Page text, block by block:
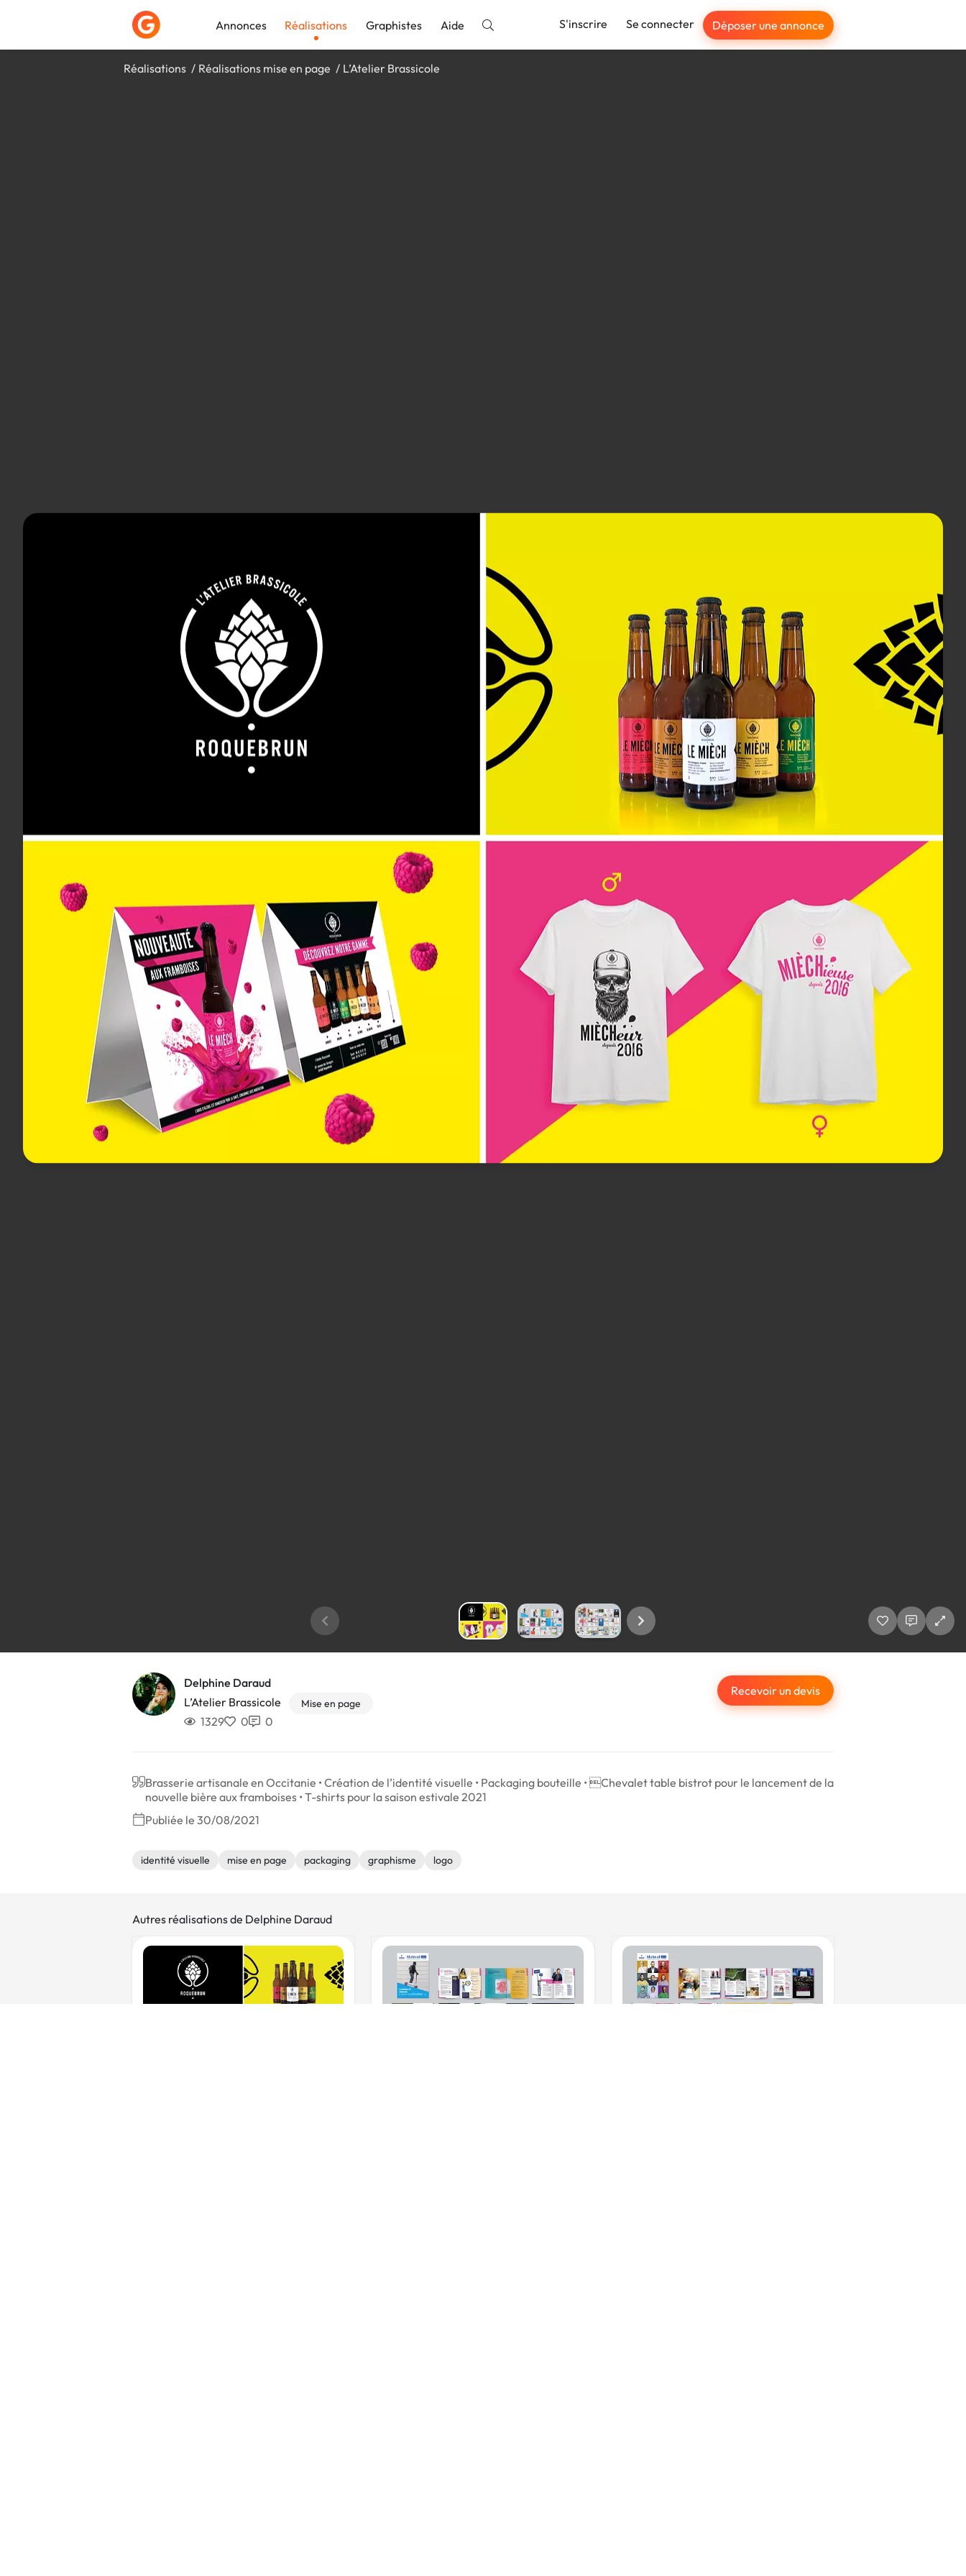
Annonces Réalisations Graphistes Aide S'inscrire Se connecter Déposer une annonce
Réalisations Réalisations mise en page L’Atelier Brassicole
Delphine Daraud
L’Atelier Brassicole
Mise en page
1329 0 0
Recevoir un devis
Brasserie artisanale en Occitanie • Création de l’identité visuelle • Packaging bouteille • Chevalet table bistrot pour le lancement de la
nouvelle bière aux framboises • T-shirts pour la saison estivale 2021
Publiée le 30/08/2021
identité visuelle mise en page packaging graphisme logo
Autres réalisations de Delphine Daraud